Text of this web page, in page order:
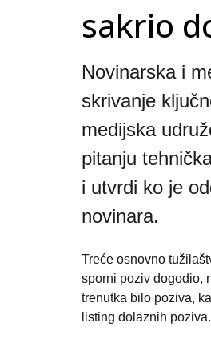
sakrio
Novinarska i
skrivanje
medijska
pitanju
i utvrdi ko je
novinara.
Treće osnovno
sporni poziv dogodio,
trenutka bilo poziva,
listing dolaznih